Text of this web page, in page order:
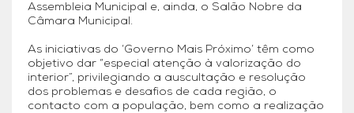
Assembleia Municipal e, ainda, o Salão Nobre da
Câmara Municipal.
As iniciativas do ‘Governo Mais Próximo’ têm como
objetivo dar “especial atenção à valorização do
interior”, privilegiando a auscultação e resolução
dos problemas e desafios de cada região, o
contacto com a população, bem como a realização